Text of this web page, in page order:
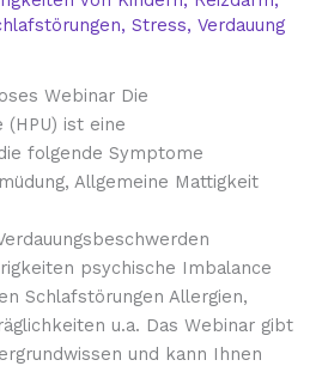
,Stress,Verdauung
Webinar Die
(HPU) ist eine
folgende Symptome
Allgemeine Mattigkeit
psychische Imbalance
Schlafstörungen Allergien,
u.a. Das Webinar gibt
und kann Ihnen